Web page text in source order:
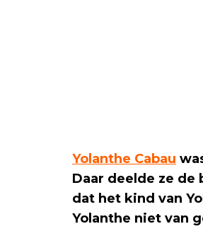
Yolanthe Cabau
Daar deelde ze de
dat het kind van
Yolanthe niet van